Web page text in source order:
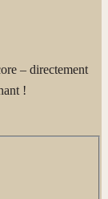
– directement
!